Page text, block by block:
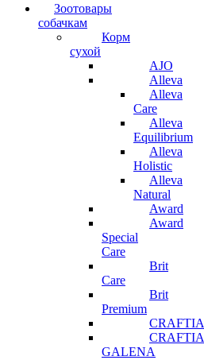
Зоотовары
собачкам
Корм
сухой
AJO
Alleva
Alleva
Care
Alleva
Equilibrium
Alleva
Holistic
Alleva
Natural
Award
Award
Special
Care
Brit
Care
Brit
Premium
CRAFTIA
CRAFTIA
GALENA